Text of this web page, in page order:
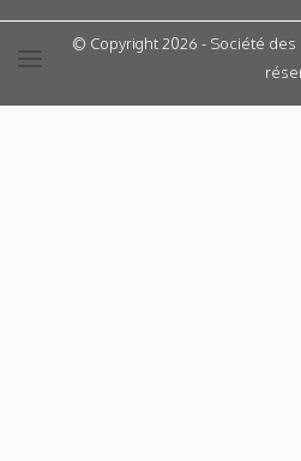
© Copyright 2026 - Société